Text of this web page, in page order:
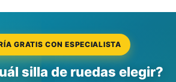
GRATIS CON ESPECIALISTA
silla de ruedas elegir?